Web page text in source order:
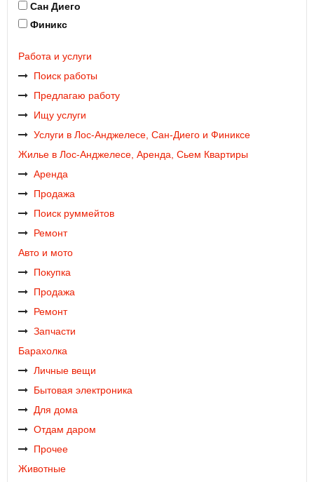
Сан Диего
Финикс
Работа и услуги
Поиск работы
Предлагаю работу
Ищу услуги
Услуги в Лос-Анджелесе, Сан-Диего и Финиксе
Жилье в Лос-Анджелесе, Аренда, Сьем Квартиры
Аренда
Продажа
Поиск руммейтов
Ремонт
Авто и мото
Покупка
Продажа
Ремонт
Запчасти
Барахолка
Личные вещи
Бытовая электроника
Для дома
Отдам даром
Прочее
Животные